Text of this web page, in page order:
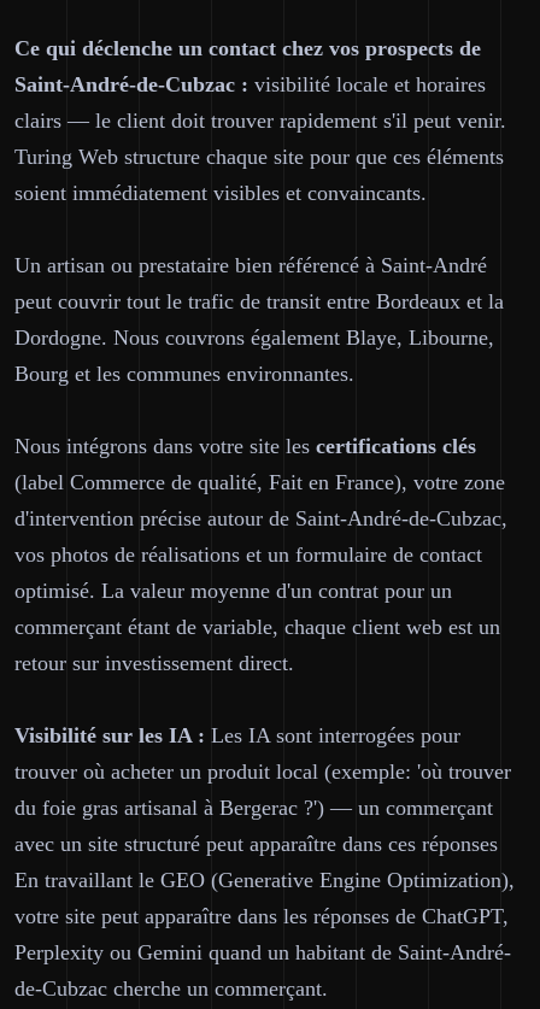
Ce qui déclenche un contact chez vos prospects de
Saint-André-de-Cubzac : visibilité locale et horaires
clairs — le client doit trouver rapidement s'il peut venir.
Turing Web structure chaque site pour que ces éléments
soient immédiatement visibles et convaincants.
Un artisan ou prestataire bien référencé à Saint-André
peut couvrir tout le trafic de transit entre Bordeaux et la
Dordogne. Nous couvrons également Blaye, Libourne,
Bourg et les communes environnantes.
Nous intégrons dans votre site les certifications clés
(label Commerce de qualité, Fait en France), votre zone
d'intervention précise autour de Saint-André-de-Cubzac,
vos photos de réalisations et un formulaire de contact
optimisé. La valeur moyenne d'un contrat pour un
commerçant étant de variable, chaque client web est un
retour sur investissement direct.
Visibilité sur les IA : Les IA sont interrogées pour
trouver où acheter un produit local (exemple: 'où trouver
du foie gras artisanal à Bergerac ?') — un commerçant
avec un site structuré peut apparaître dans ces réponses
En travaillant le GEO (Generative Engine Optimization),
votre site peut apparaître dans les réponses de ChatGPT,
Perplexity ou Gemini quand un habitant de Saint-André-
de-Cubzac cherche un commerçant.